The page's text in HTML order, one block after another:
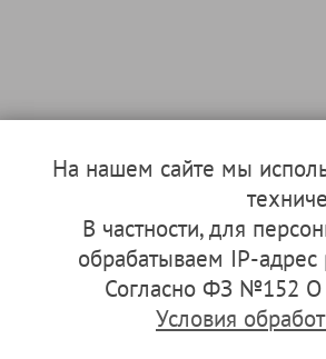
На нашем сайте мы
В частности, для
обрабатываем IP-
Согласно ФЗ №152 О
Условия